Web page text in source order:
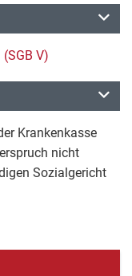
V)
Krankenkasse
nicht
Sozialgericht